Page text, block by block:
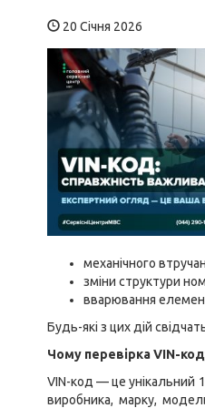
20 Січня 2026
механічного
зміни структури
вварювання
Будь-які з цих дій
Чому перевірка VIN-
VIN-код — це унікальний
виробника, марку,